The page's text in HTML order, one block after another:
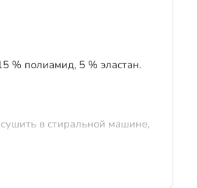
% полиамид, 5 % эластан.
в стиральной машине,